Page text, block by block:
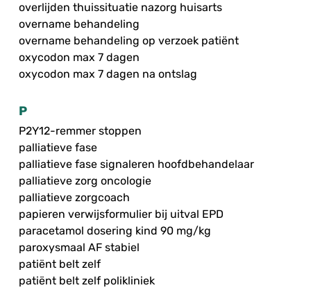
overlijden thuissituatie nazorg huisarts
overname behandeling
overname behandeling op verzoek patiënt
oxycodon max 7 dagen
oxycodon max 7 dagen na ontslag
P
P2Y12-remmer stoppen
palliatieve fase
palliatieve fase signaleren hoofdbehandelaar
palliatieve zorg oncologie
palliatieve zorgcoach
papieren verwijsformulier bij uitval EPD
paracetamol dosering kind 90 mg/kg
paroxysmaal AF stabiel
patiënt belt zelf
patiënt belt zelf polikliniek